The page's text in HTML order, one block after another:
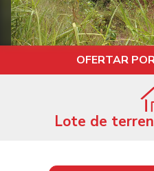
OFERTAR
Lote de